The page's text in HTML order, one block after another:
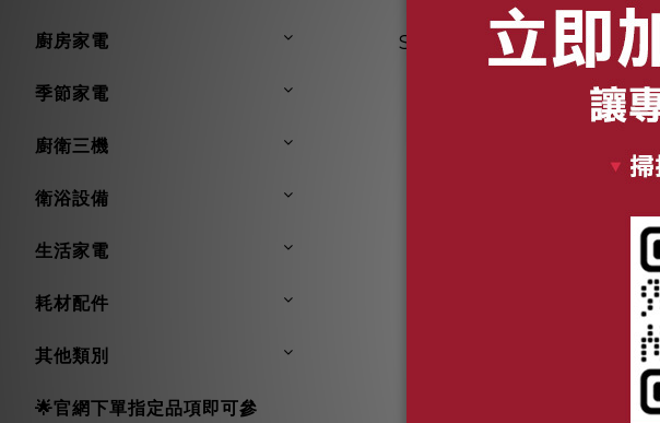
廚房家電
季節家電
廚衛三機
衛浴設備
生活家電
耗材配件
其他類別
🌟官網下單指定品項即可參
【最後一台出清】
SANLUX 台灣三洋 浴
室換氣暖風機 EK-16FH